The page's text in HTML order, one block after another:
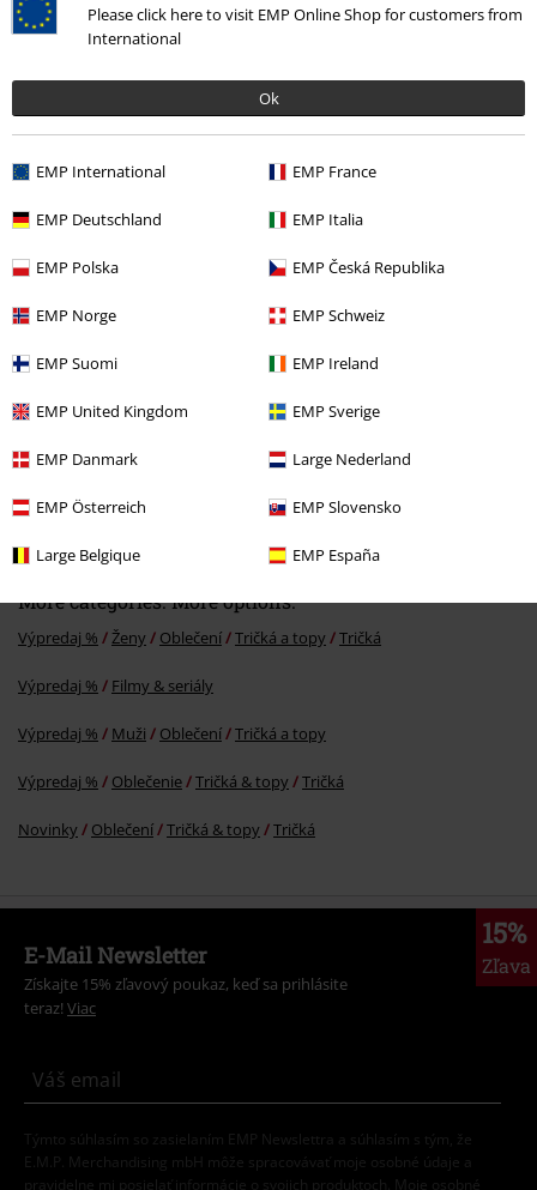
Please click here to visit EMP Online Shop for customers from
International
Ok
EMP International EMP France
EMP Deutschland EMP Italia
EMP Polska EMP Česká Republika
EMP Norge EMP Schweiz
EMP Suomi EMP Ireland
EMP United Kingdom EMP Sverige
EMP Danmark Large Nederland
EMP Österreich EMP Slovensko
Large Belgique EMP España
Naposledy navštívené
OMC€ 19,99
More categories. More options.
Výpredaj % Ženy Oblečení Tričká a topy Tričká
Výpredaj % Filmy & seriály
Výpredaj % Muži Oblečení Tričká a topy
Výpredaj % Oblečenie Tričká & topy Tričká
Novinky Oblečení Tričká & topy Tričká
15%
Zľava
E-Mail Newsletter
Získajte 15% zľavový poukaz, keď sa prihlásite
teraz! Viac
Týmto súhlasím so zasielaním EMP Newslettra a súhlasím s tým, že
E.M.P. Merchandising mbH môže spracovávať moje osobné údaje a
pravidelne mi posielať informácie o svojich produktoch. Moje osobné